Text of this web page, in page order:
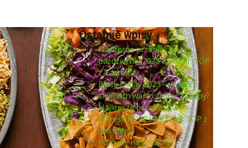
Ostatnie wpisy
Najlepsze przepisy na
październik 2023 &#8211; TOP
z Tastelist
Black Friday 2023 – w jakich
sklepach warto zrobić zakupy?
Najlepsze przepisy na
Wrzesień 2023 &#8211; TOP z
Tastelist
Pomysły na prezenty